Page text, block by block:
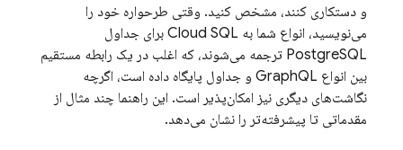
و دستکاری کنند، مشخص کنید. وقتی طرحواره خود را
می‌نویسید، انواع شما به Cloud SQL برای جداول
PostgreSQL ترجمه می‌شوند، که اغلب در یک رابطه مستقیم
بین انواع GraphQL و جداول پایگاه داده است، اگرچه
نگاشت‌های دیگری نیز امکان‌پذیر است. این راهنما چند مثال از
مقدماتی تا پیشرفته‌تر را نشان می‌دهد.